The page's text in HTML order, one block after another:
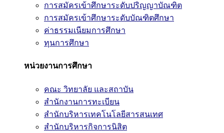
การสมัครเข้าศึกษาระดับปริญญาบัณฑิต
การสมัครเข้าศึกษาระดับบัณฑิตศึกษา
ค่าธรรมเนียมการศึกษา
ทุนการศึกษา
หน่วยงานการศึกษา
คณะ วิทยาลัย และสถาบัน
สำนักงานการทะเบียน
สำนักบริหารเทคโนโลยีสารสนเทศ
สำนักบริหารกิจการนิสิต